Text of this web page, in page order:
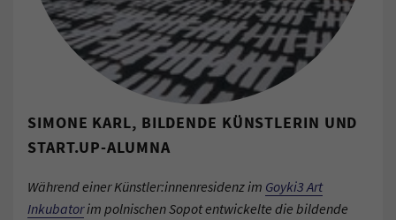
SIMONE KARL, BILDENDE KÜNSTLERIN UND
START.UP-ALUMNA
Während einer Künstler:innenresidenz im Goyki3 Art
Inkubatorim polnischen Sopot entwickelte die bildende